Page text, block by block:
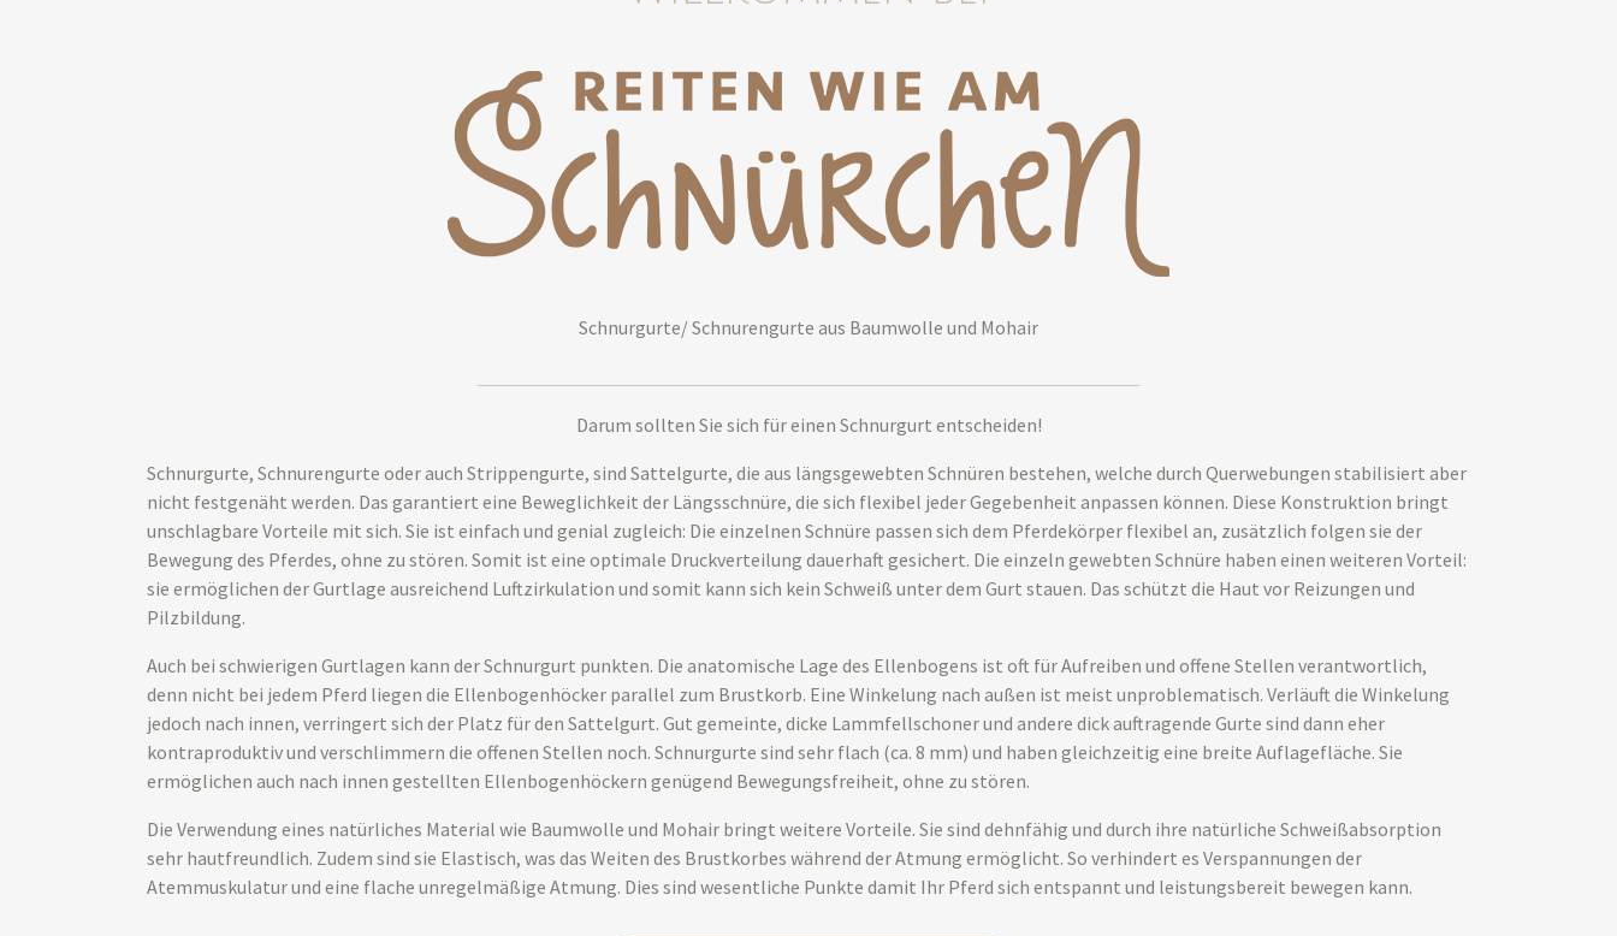
Schnurgurte/ Schnurengurte aus Baumwolle und Mohair
Darum sollten Sie sich für einen Schnurgurt entscheiden!
Schnurgurte, Schnurengurte oder auch Strippengurte, sind Sattelgurte, die aus längsgewebten Schnüren bestehen, welche durch Querwebungen stabilisiert aber
nicht festgenäht werden. Das garantiert eine Beweglichkeit der Längsschnüre, die sich flexibel jeder Gegebenheit anpassen können. Diese Konstruktion bringt
unschlagbare Vorteile mit sich. Sie ist einfach und genial zugleich: Die einzelnen Schnüre passen sich dem Pferdekörper flexibel an, zusätzlich folgen sie der
Bewegung des Pferdes, ohne zu stören. Somit ist eine optimale Druckverteilung dauerhaft gesichert. Die einzeln gewebten Schnüre haben einen weiteren Vorteil:
sie ermöglichen der Gurtlage ausreichend Luftzirkulation und somit kann sich kein Schweiß unter dem Gurt stauen. Das schützt die Haut vor Reizungen und
Pilzbildung.
Auch bei schwierigen Gurtlagen kann der Schnurgurt punkten. Die anatomische Lage des Ellenbogens ist oft für Aufreiben und offene Stellen verantwortlich,
denn nicht bei jedem Pferd liegen die Ellenbogenhöcker parallel zum Brustkorb. Eine Winkelung nach außen ist meist unproblematisch. Verläuft die Winkelung
jedoch nach innen, verringert sich der Platz für den Sattelgurt. Gut gemeinte, dicke Lammfellschoner und andere dick auftragende Gurte sind dann eher
kontraproduktiv und verschlimmern die offenen Stellen noch. Schnurgurte sind sehr flach (ca. 8 mm) und haben gleichzeitig eine breite Auflagefläche. Sie
ermöglichen auch nach innen gestellten Ellenbogenhöckern genügend Bewegungsfreiheit, ohne zu stören.
Die Verwendung eines natürliches Material wie Baumwolle und Mohair bringt weitere Vorteile. Sie sind dehnfähig und durch ihre natürliche Schweißabsorption
sehr hautfreundlich. Zudem sind sie Elastisch, was das Weiten des Brustkorbes während der Atmung ermöglicht. So verhindert es Verspannungen der
Atemmuskulatur und eine flache unregelmäßige Atmung. Dies sind wesentliche Punkte damit Ihr Pferd sich entspannt und leistungsbereit bewegen kann.